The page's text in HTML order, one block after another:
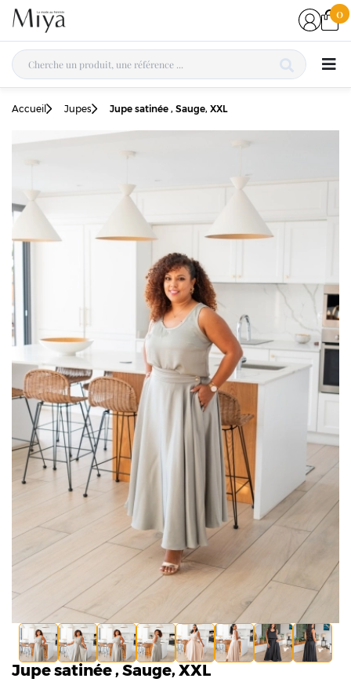
0
Accueil Jupes Jupe satinée , Sauge, XXL
Jupe satinée , Sauge, XXL